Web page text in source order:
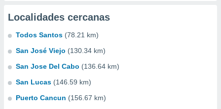
Localidades cercanas
Todos Santos (78.21 km)
San José Viejo (130.34 km)
San Jose Del Cabo (136.64 km)
San Lucas (146.59 km)
Puerto Cancun (156.67 km)